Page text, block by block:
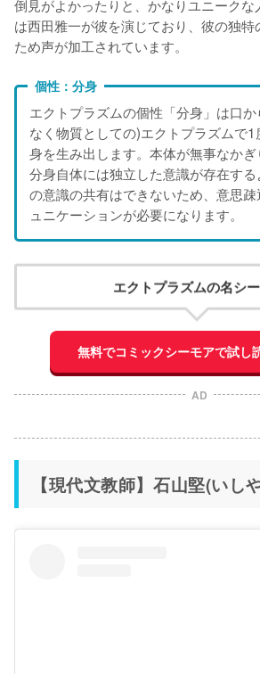
倒見がよかったりと、かなりユニーク
は西田雅一が彼を演じており、彼の独特
ため声が加工されています。
個性：分身
エクトプラズムの個性「分身」は口
なく物質としての)エクトプラズムで
身を生み出します。本体が無事なかぎ
分身自体には独立した意識が存在す
の意識の共有はできないため、意思疎
ュニケーションが必要になります。
エクトプラズムの名シ
無料でコミックシーモアで試し
AD
【現代文教師】石山堅(いし